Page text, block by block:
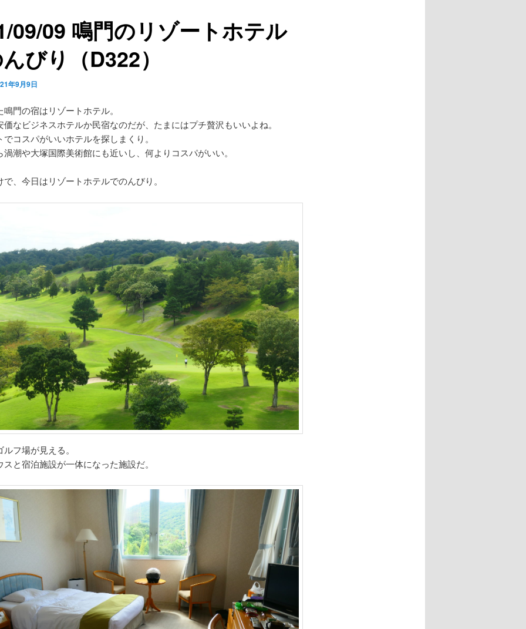
09/09 鳴門のリゾートホテル
びり（D322）
年9月9日
門の宿はリゾートホテル。
価なビジネスホテルか民宿なのだが、たまにはプチ贅沢もいいよね。
コスパがいいホテルを探しまくり。
渦潮や大塚国際美術館にも近いし、何よりコスパがいい。
、今日はリゾートホテルでのんびり。
フ場が見える。
と宿泊施設が一体になった施設だ。